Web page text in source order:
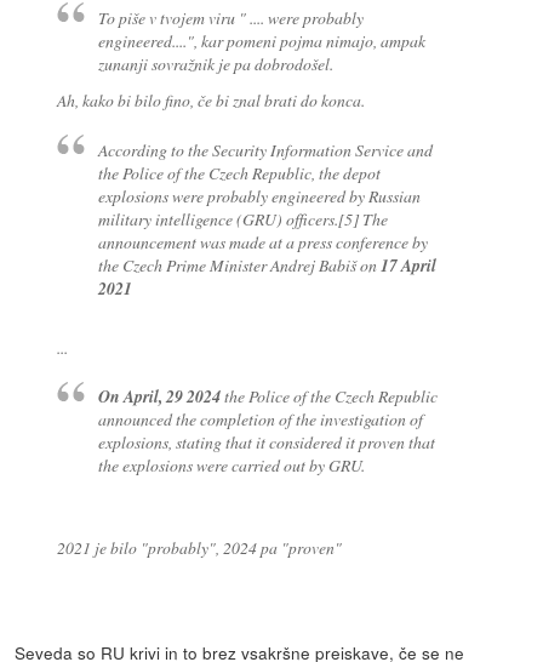
To piše v tvojem viru " .... were probably
engineered....", kar pomeni pojma nimajo, ampak
zunanji sovražnik je pa dobrodošel.
Ah, kako bi bilo fino, če bi znal brati do konca.
According to the Security Information Service and
the Police of the Czech Republic, the depot
explosions were probably engineered by Russian
military intelligence (GRU) officers.[5] The
announcement was made at a press conference by
the Czech Prime Minister Andrej Babiš on 17 April
2021
...
On April, 29 2024the Police of the Czech Republic
announced the completion of the investigation of
explosions, stating that it considered it proven that
the explosions were carried out by GRU.
2021 je bilo "probably", 2024 pa "proven"
Seveda so RU krivi in to brez vsakršne preiskave, če se ne